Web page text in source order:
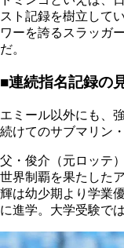
スト記録を樹立して
ワーを誇るスラッガ
だ。
■連続指名記録の
エミール以外にも、
続けてのサブマリン・
父・俊介（元ロッテ
世界制覇を果たした
輝は幼少期より学業
に進学。大学受験で